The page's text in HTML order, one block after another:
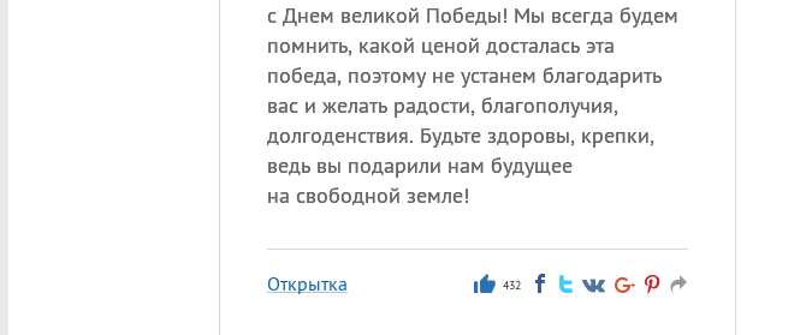
с Днем великой Победы! Мы всегда будем
помнить, какой ценой досталась эта
победа, поэтому не устанем благодарить
вас и желать радости, благополучия,
долгоденствия. Будьте здоровы, крепки,
ведь вы подарили нам будущее
на свободной земле!
Открытка 432